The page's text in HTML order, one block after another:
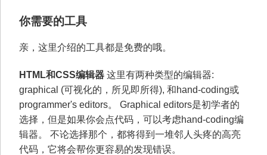
你需要的工具
亲，这里介绍的工具都是免费的哦。
HTML和CSS编辑器 这里有两种类型的编辑器:
graphical (可视化的，所见即所得), 和hand-coding或
programmer's editors。 Graphical editors是初学者的
选择，但是如果你会点代码，可以考虑hand-coding编
辑器。 不论选择那个，都将得到一堆邻人头疼的高亮
代码，它将会帮你更容易的发现错误。